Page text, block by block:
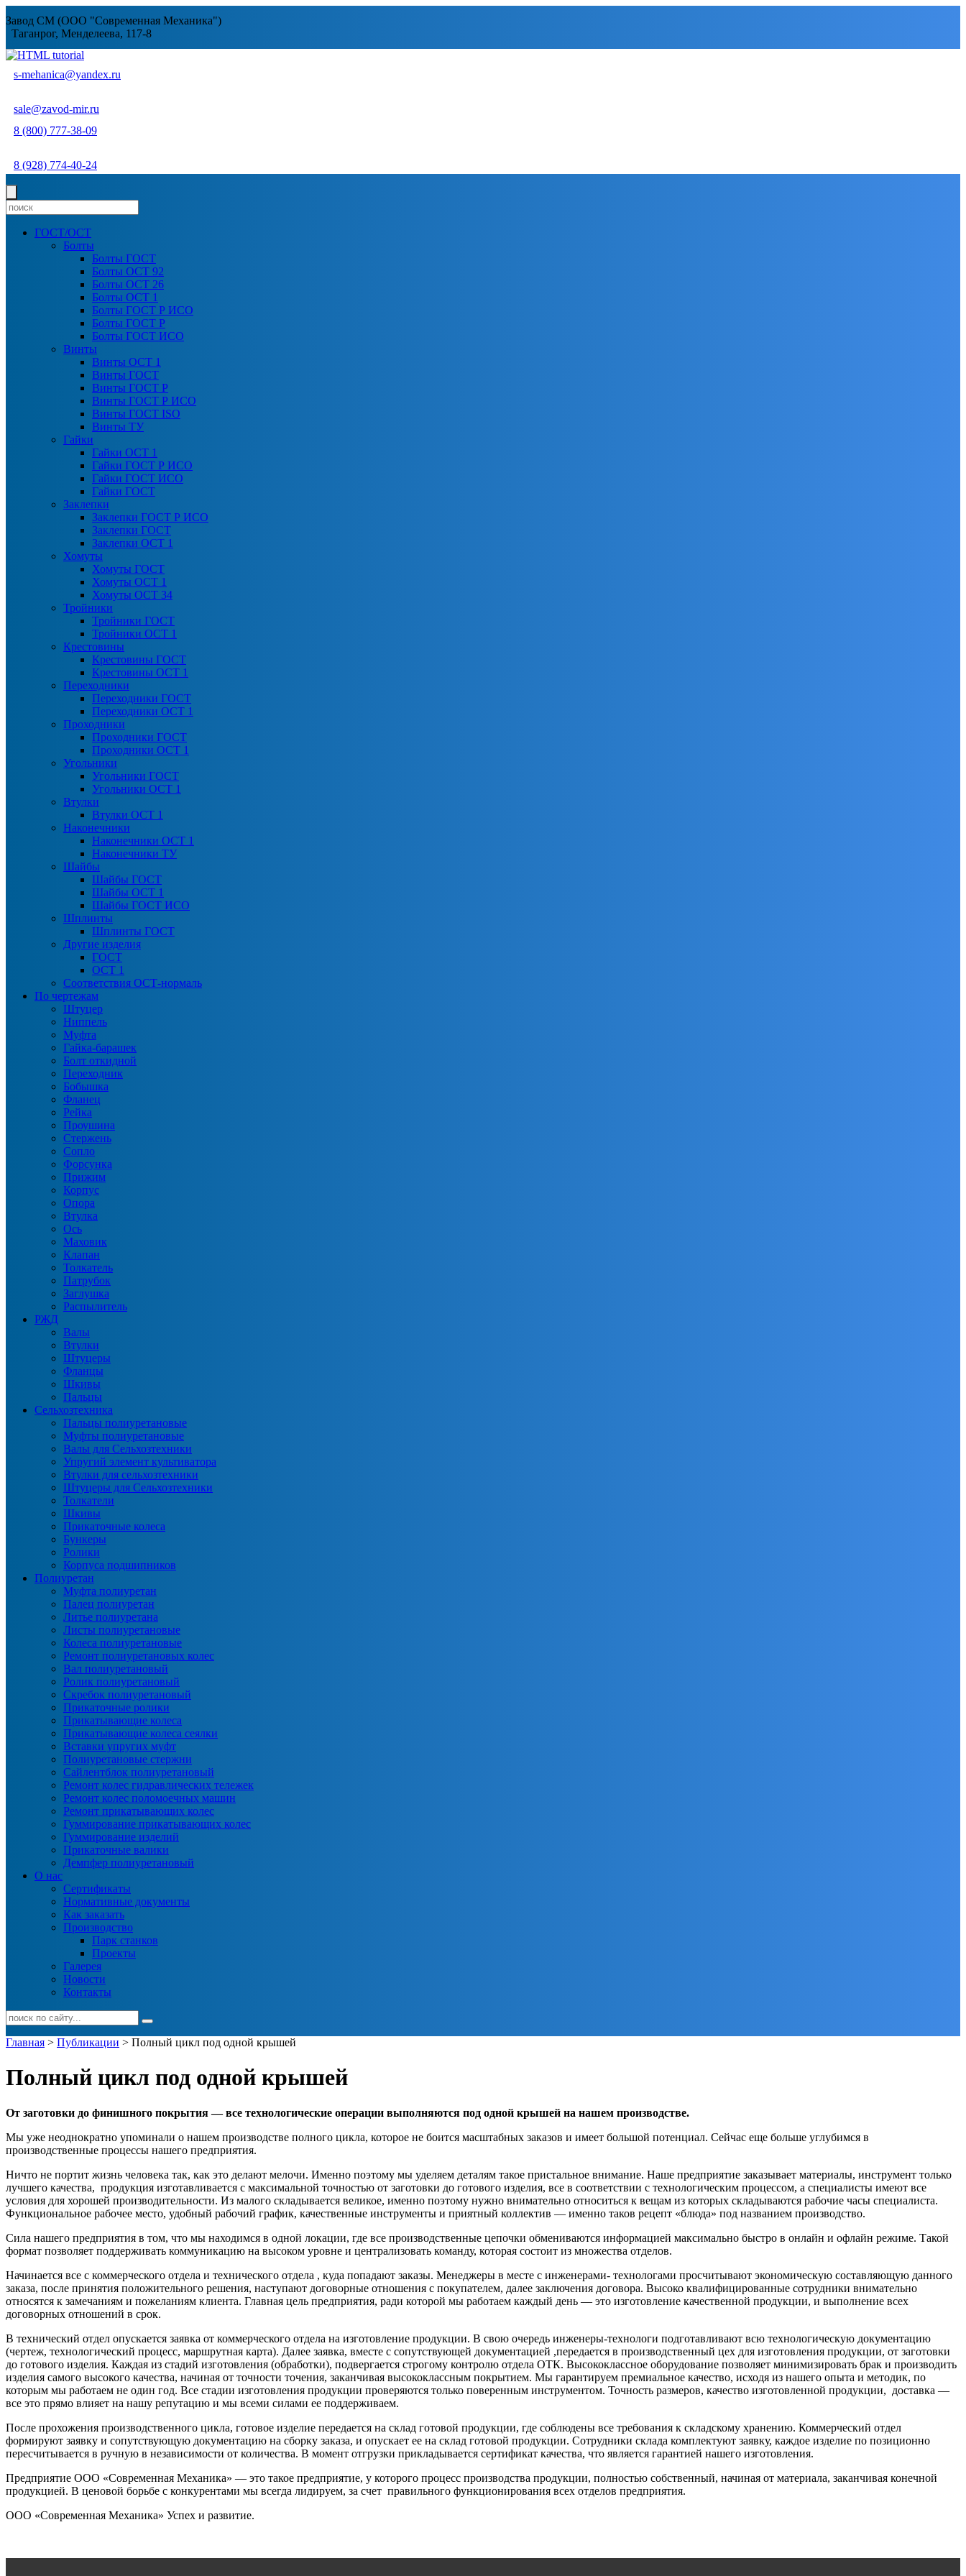
Завод СМ (ООО "Современная Механика")
Таганрог, Менделеева, 117-8
s-mehanica@yandex.ru
sale@zavod-mir.ru
8 (800) 777-38-09
8 (928) 774-40-24
ГОСТ/ОСТ
Болты
Болты ГОСТ
Болты ОСТ 92
Болты ОСТ 26
Болты ОСТ 1
Болты ГОСТ Р ИСО
Болты ГОСТ Р
Болты ГОСТ ИСО
Винты
Винты ОСТ 1
Винты ГОСТ
Винты ГОСТ Р
Винты ГОСТ Р ИСО
Винты ГОСТ ISO
Винты ТУ
Гайки
Гайки ОСТ 1
Гайки ГОСТ Р ИСО
Гайки ГОСТ ИСО
Гайки ГОСТ
Заклепки
Заклепки ГОСТ Р ИСО
Заклепки ГОСТ
Заклепки ОСТ 1
Хомуты
Хомуты ГОСТ
Хомуты ОСТ 1
Хомуты ОСТ 34
Тройники
Тройники ГОСТ
Тройники ОСТ 1
Крестовины
Крестовины ГОСТ
Крестовины ОСТ 1
Переходники
Переходники ГОСТ
Переходники ОСТ 1
Проходники
Проходники ГОСТ
Проходники ОСТ 1
Угольники
Угольники ГОСТ
Угольники ОСТ 1
Втулки
Втулки ОСТ 1
Наконечники
Наконечники ОСТ 1
Наконечники ТУ
Шайбы
Шайбы ГОСТ
Шайбы ОСТ 1
Шайбы ГОСТ ИСО
Шплинты
Шплинты ГОСТ
Другие изделия
ГОСТ
ОСТ 1
Соответствия ОСТ-нормаль
По чертежам
Штуцер
Ниппель
Муфта
Гайка-барашек
Болт откидной
Переходник
Бобышка
Фланец
Рейка
Проушина
Стержень
Сопло
Форсунка
Прижим
Корпус
Опора
Втулка
Ось
Маховик
Клапан
Толкатель
Патрубок
Заглушка
Распылитель
РЖД
Валы
Втулки
Штуцеры
Фланцы
Шкивы
Пальцы
Сельхозтехника
Пальцы полиуретановые
Муфты полиуретановые
Валы для Сельхозтехники
Упругий элемент культиватора
Втулки для сельхозтехники
Штуцеры для Сельхозтехники
Толкатели
Шкивы
Прикаточные колеса
Бункеры
Ролики
Корпуса подшипников
Полиуретан
Муфта полиуретан
Палец полиуретан
Литье полиуретана
Листы полиуретановые
Колеса полиуретановые
Ремонт полиуретановых колес
Вал полиуретановый
Ролик полиуретановый
Скребок полиуретановый
Прикаточные ролики
Прикатывающие колеса
Прикатывающие колеса сеялки
Вставки упругих муфт
Полиуретановые стержни
Сайлентблок полиуретановый
Ремонт колес гидравлических тележек
Ремонт колес поломоечных машин
Ремонт прикатывающих колес
Гуммирование прикатывающих колес
Гуммирование изделий
Прикаточные валики
Демпфер полиуретановый
О нас
Сертификаты
Нормативные документы
Как заказать
Производство
Парк станков
Проекты
Галерея
Новости
Контакты
Главная > Публикации > Полный цикл под одной крышей
Полный цикл под одной крышей
От заготовки до финишного покрытия — все технологические операции выполняются под одной крышей на нашем производстве.
Мы уже неоднократно упоминали о нашем производстве полного цикла, которое не боится масштабных заказов и имеет большой потенциал. Сейчас еще больше углубимся в
производственные процессы нашего предприятия.
Ничто не портит жизнь человека так, как это делают мелочи. Именно поэтому мы уделяем деталям такое пристальное внимание. Наше предприятие заказывает материалы, инструмент только
лучшего качества, продукция изготавливается с максимальной точностью от заготовки до готового изделия, все в соответствии с технологическим процессом, а специалисты имеют все
условия для хорошей производительности. Из малого складывается великое, именно поэтому нужно внимательно относиться к вещам из которых складываются рабочие часы специалиста.
Функциональное рабочее место, удобный рабочий график, качественные инструменты и приятный коллектив — именно таков рецепт «блюда» под названием производство.
Сила нашего предприятия в том, что мы находимся в одной локации, где все производственные цепочки обмениваются информацией максимально быстро в онлайн и офлайн режиме. Такой
формат позволяет поддерживать коммуникацию на высоком уровне и централизовать команду, которая состоит из множества отделов.
Начинается все с коммерческого отдела и технического отдела , куда попадают заказы. Менеджеры в месте с инженерами- технологами просчитывают экономическую составляющую данного
заказа, после принятия положительного решения, наступают договорные отношения с покупателем, далее заключения договора. Высоко квалифицированные сотрудники внимательно
относятся к замечаниям и пожеланиям клиента. Главная цель предприятия, ради которой мы работаем каждый день — это изготовление качественной продукции, и выполнение всех
договорных отношений в срок.
В технический отдел опускается заявка от коммерческого отдела на изготовление продукции. В свою очередь инженеры-технологи подготавливают всю технологическую документацию
(чертеж, технологический процесс, маршрутная карта). Далее заявка, вместе с сопутствующей документацией ,передается в производственный цех для изготовления продукции, от заготовки
до готового изделия. Каждая из стадий изготовления (обработки), подвергается строгому контролю отдела ОТК. Высококлассное оборудование позволяет минимизировать брак и производить
изделия самого высокого качества, начиная от точности точения, заканчивая высококлассным покрытием. Мы гарантируем премиальное качество, исходя из нашего опыта и методик, по
которым мы работаем не один год. Все стадии изготовления продукции проверяются только поверенным инструментом. Точность размеров, качество изготовленной продукции, доставка —
все это прямо влияет на нашу репутацию и мы всеми силами ее поддерживаем.
После прохожения производственного цикла, готовое изделие передается на склад готовой продукции, где соблюдены все требования к складскому хранению. Коммерческий отдел
формируют заявку и сопутствующую документацию на сборку заказа, и опускает ее на склад готовой продукции. Сотрудники склада комплектуют заявку, каждое изделие по позиционно
пересчитывается в ручную в независимости от количества. В момент отгрузки прикладывается сертификат качества, что является гарантией нашего изготовления.
Предприятие ООО «Современная Механика» — это такое предприятие, у которого процесс производства продукции, полностью собственный, начиная от материала, заканчивая конечной
продукцией. В ценовой борьбе с конкурентами мы всегда лидируем, за счет правильного функционирования всех отделов предприятия.
ООО «Современная Механика» Успех и развитие.